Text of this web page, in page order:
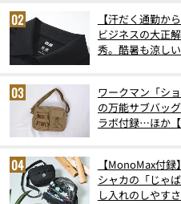
【汗だく通勤か
ビジネスの大正
秀。酷暑も涼し
ワークマン「シ
の万能サブバッ
ラボ付録…ほか
【MonoMax付
シャカの「じゃ
し入れのしやす